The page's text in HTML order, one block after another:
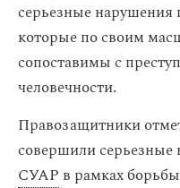
серьезные
которые по своим
сопоставимы с
человечности.
Правозащитники
совершили серьезные
СУАР в рамках